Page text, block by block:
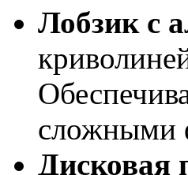
Лобзик с
сложными
Дисковая